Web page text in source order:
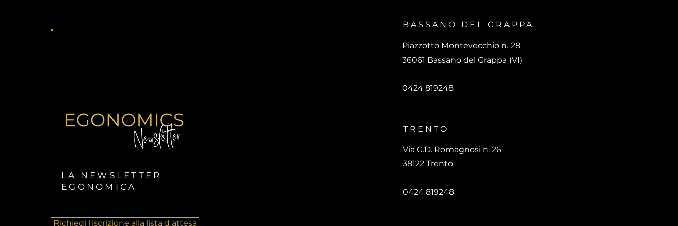
LA NEWSLETTER
EGONOMICA
Richiedi l'iscrizione alla lista d'attesa
BASSANO DEL GRAPPA
Piazzotto Montevecchio n. 28
36061 Bassano del Grappa (VI)
0424 819248
TRENTO
Via G.D. Romagnosi n. 26
38122 Trento
0424 819248